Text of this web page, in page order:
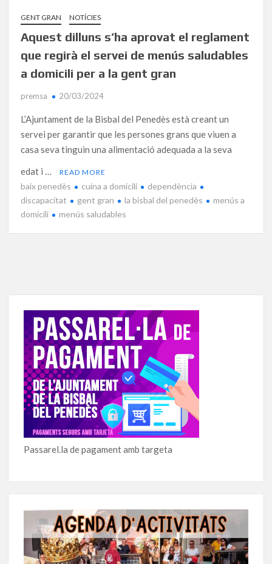
GENT GRAN NOTÍCIES
Aquest dilluns s’ha aprovat el reglament
que regirà el servei de menús saludables
a domicili per a la gent gran
premsa 20/03/2024
L’Ajuntament de la Bisbal del Penedès està creant un
servei per garantir que les persones grans que viuen a
casa seva tinguin una alimentació adequada a la seva
edat i …
READ MORE
baix penedès cuina a domicili
dependència
discapacitat
gent gran la bisbal del penedès
menús a
domicili
menús saludables
Passarel.la de pagament amb targeta